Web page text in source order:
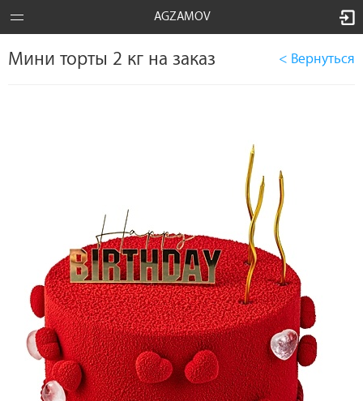
AGZAMOV
Мини торты 2 кг на заказ < Вернуться